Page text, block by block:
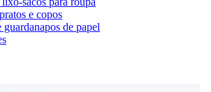
e copos
guardanapos de papel